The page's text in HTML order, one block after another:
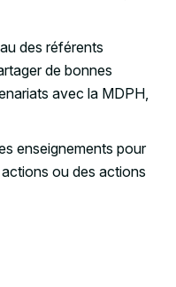
des référents
de bonnes
avec la MDPH,
enseignements pour
ou des actions